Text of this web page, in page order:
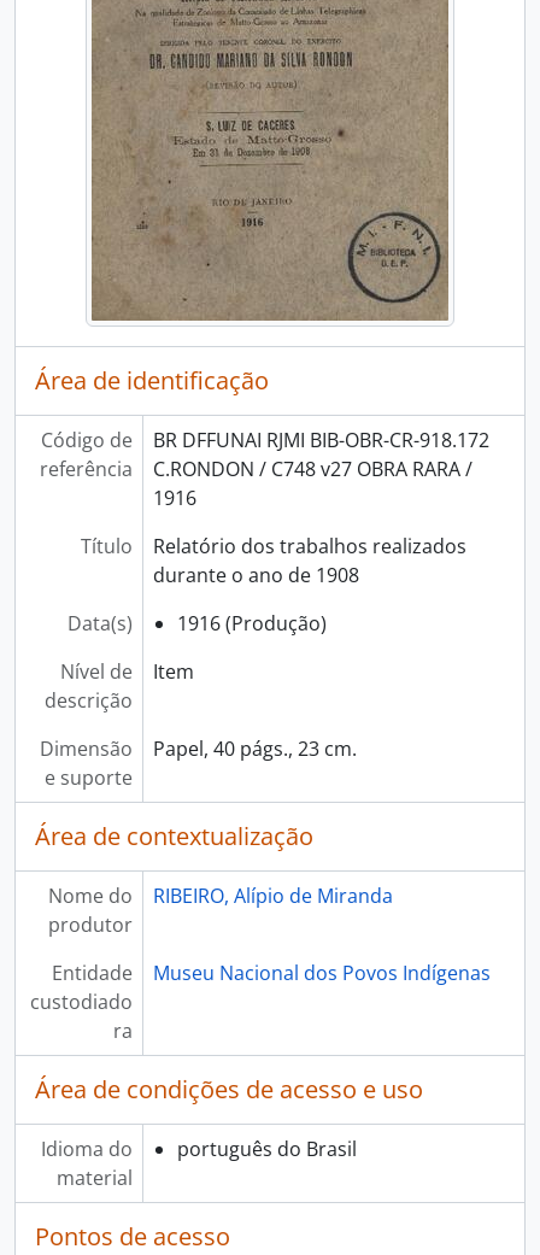
Área de identificação
Código de
referência
BR DFFUNAI RJMI BIB-OBR-CR-918.172
C.RONDON / C748 v27 OBRA RARA /
1916
Título
Relatório dos trabalhos realizados
durante o ano de 1908
Data(s)
1916 (Produção)
Nível de
descrição
Item
Dimensão
e suporte
Papel, 40 págs., 23 cm.
Área de contextualização
Nome do
produtor
RIBEIRO, Alípio de Miranda
Entidade
custodiado
ra
Museu Nacional dos Povos Indígenas
Área de condições de acesso e uso
Idioma do
material
português do Brasil
Pontos de acesso